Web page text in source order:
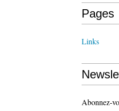
Pages
Links
Abonnez-